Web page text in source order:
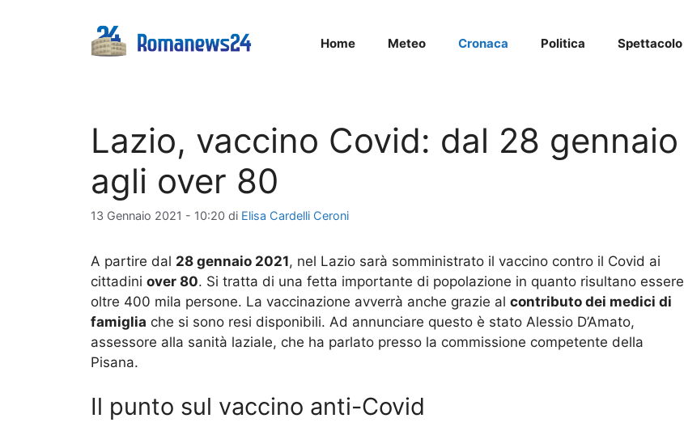
Home Meteo Cronaca Politica Spettacolo
Lazio, vaccino Covid: dal 28 gennaio
agli over 80
13 Gennaio 2021 - 10:20 di Elisa Cardelli Ceroni
A partire dal 28 gennaio 2021, nel Lazio sarà somministrato il vaccino contro il Covid ai
cittadini over 80. Si tratta di una fetta importante di popolazione in quanto risultano essere
oltre 400 mila persone. La vaccinazione avverrà anche grazie al contributo dei medici di
famiglia che si sono resi disponibili. Ad annunciare questo è stato Alessio D’Amato,
assessore alla sanità laziale, che ha parlato presso la commissione competente della
Pisana.
Il punto sul vaccino anti-Covid